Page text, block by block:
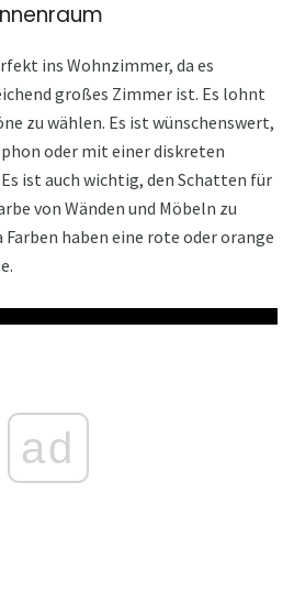
ins Wohnzimmer, da es
großes Zimmer ist. Es lohnt
zu wählen. Es ist wünschenswert,
oder mit einer diskreten
ist auch wichtig, den Schatten für
von Wänden und Möbeln zu
haben eine rote oder orange
ad